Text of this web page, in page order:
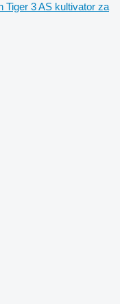
Tiger 3 AS kultivator za